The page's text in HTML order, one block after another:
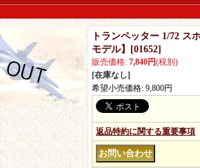
トランペッター 1/72 ス
モデル】
[01652]
販売価格: 7,840円(税別)
[在庫なし]
希望小売価格: 9,800円
返品特約に関する重要事項